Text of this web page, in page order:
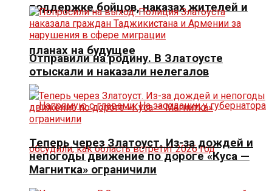
поддержке бойцов, наказах жителей и
планах на будущее
Отправили на родину. В Златоусте
отыскали и наказали нелегалов
Теперь через Златоуст. Из-за дождей и
непогоды движение по дороге «Куса —
Магнитка» ограничили